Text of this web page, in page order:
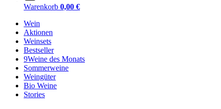
Warenkorb 0,00 €
Wein
Aktionen
Weinsets
Bestseller
9Weine des Monats
Sommerweine
Weingüter
Bio Weine
Stories